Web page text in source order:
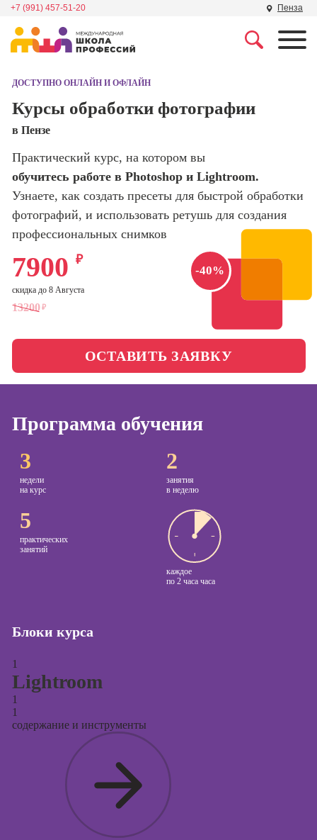
+7 (991) 457-51-20 Пенза
Школа дизайна
программирования
Школа психологии
Школа актерского
Школа бизнеса и
управления
Фотошкола
Школа медиа
Онлайн-обучение
Специалист по
поисковой
сайтов)
Профессия
Интернет-
маркетолог
Менеджер по
маркетингу в
социальных
менеджер)
Профессия
ДОСТУПНО ОНЛАЙН И ОФЛАЙН
Курсы обработки фотографии
в Пензе
Практический курс, на котором вы
обучитесь работе в Photoshop и Lightroom.
Узнаете, как создать пресеты для быстрой обработки
фотографий, и использовать ретушь для создания
профессиональных снимков
-40%
13200 ₽
7900 ₽
скидка до 8 Августа
ОСТАВИТЬ ЗАЯВКУ
Программа обучения
3
недели
на курс
2
занятия
в неделю
5
практических
занятий
каждое
по 2 часа часа
Блоки курса
1
Lightroom
1
1
содержание и инструменты